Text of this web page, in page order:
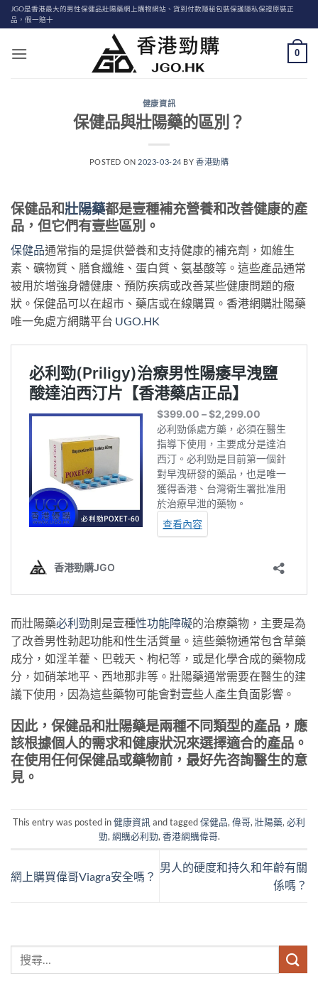
Skip
to
JGO是香港最大的男性保健品壯陽藥網上購物網站、貨到付款隱秘包裝保護隱私保證原裝正
品，假一賠十
0
健康資訊
保健品與壯陽藥的區別？
POSTED ON 2023-03-24 BY香港勁購
保健品和壯陽藥都是壹種補充營養和改善健康的產
品，但它們有壹些區別。
保健品通常指的是提供營養和支持健康的補充劑，如維生
素、礦物質、膳食纖維、蛋白質、氨基酸等。這些產品通常
被用於增強身體健康、預防疾病或改善某些健康問題的癥
狀。保健品可以在超市、藥店或在線購買。香港網購壯陽藥
唯一免處方網購平台 UGO.HK
而壯陽藥必利勁則是壹種性功能障礙的治療藥物，主要是為
了改善男性勃起功能和性生活質量。這些藥物通常包含草藥
成分，如淫羊藿、巴戟天、枸杞等，或是化學合成的藥物成
分，如硝苯地平、西地那非等。壯陽藥通常需要在醫生的建
議下使用，因為這些藥物可能會對壹些人產生負面影響。
因此，保健品和壯陽藥是兩種不同類型的產品，應
該根據個人的需求和健康狀況來選擇適合的產品。
在使用任何保健品或藥物前，最好先咨詢醫生的意
見。
This entry was posted in健康資訊 and tagged保健品, 偉哥, 壯陽藥, 必利
勁, 網購必利勁, 香港網購偉哥.
網上購買偉哥Viagra安全嗎？
男人的硬度和持久和年齡有關
係嗎？